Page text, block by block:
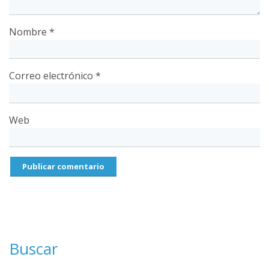
Nombre *
Correo electrónico *
Web
Buscar